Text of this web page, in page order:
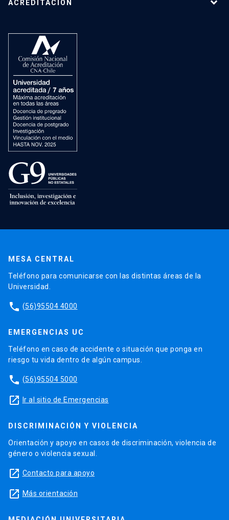
ACREDITACIÓN
MESA CENTRAL
Teléfono para comunicarse con las distintas áreas de la
Universidad.
phone (56)95504 4000
EMERGENCIAS UC
Teléfono en caso de accidente o situación que ponga en
riesgo tu vida dentro de algún campus.
phone (56)95504 5000
launch Ir al sitio de Emergencias
DISCRIMINACIÓN Y VIOLENCIA
Orientación y apoyo en casos de discriminación, violencia de
género o violencia sexual.
launch Contacto para apoyo
launch Más orientación